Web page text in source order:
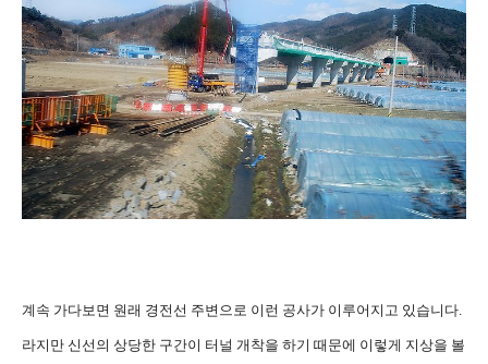
계속 가다보면 원래 경전선 주변으로 이런 공사가 이루어지고 있습니다.
라지만 신선의 상당한 구간이 터널 개착을 하기 때문에 이렇게 지상을 볼